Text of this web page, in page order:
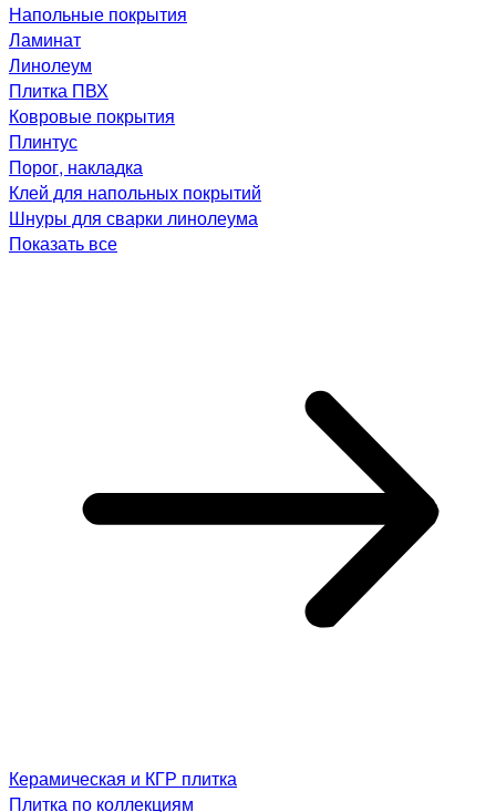
Напольные покрытия
Ламинат
Линолеум
Плитка ПВХ
Ковровые покрытия
Плинтус
Порог, накладка
Клей для напольных покрытий
Шнуры для сварки линолеума
Показать все
Керамическая и КГР плитка
Плитка по коллекциям